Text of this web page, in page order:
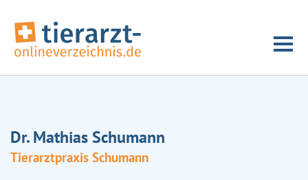
Dr. Mathias Schumann
Tierarztpraxis Schumann